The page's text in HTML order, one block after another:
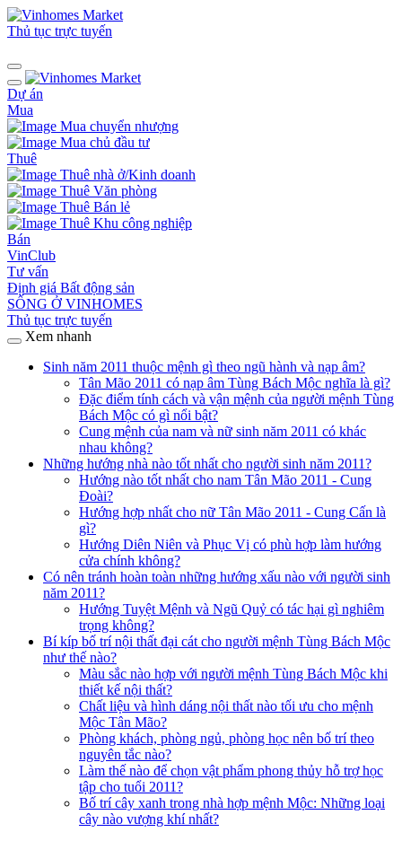
Thủ tục trực tuyến
Dự án
Mua
Mua chuyển nhượng
Mua chủ đầu tư
Thuê
Thuê nhà ở/Kinh doanh
Thuê Văn phòng
Thuê Bán lẻ
Thuê Khu công nghiệp
Bán
VinClub
Tư vấn
Định giá Bất động sản
SỐNG Ở VINHOMES
Thủ tục trực tuyến
Xem nhanh
Sinh năm 2011 thuộc mệnh gì theo ngũ hành và nạp âm?
Tân Mão 2011 có nạp âm Tùng Bách Mộc nghĩa là gì?
Đặc điểm tính cách và vận mệnh của người mệnh Tùng
Bách Mộc có gì nổi bật?
Cung mệnh của nam và nữ sinh năm 2011 có khác
nhau không?
Những hướng nhà nào tốt nhất cho người sinh năm 2011?
Hướng nào tốt nhất cho nam Tân Mão 2011 - Cung
Đoài?
Hướng hợp nhất cho nữ Tân Mão 2011 - Cung Cấn là
gì?
Hướng Diên Niên và Phục Vị có phù hợp làm hướng
cửa chính không?
Có nên tránh hoàn toàn những hướng xấu nào với người sinh
năm 2011?
Hướng Tuyệt Mệnh và Ngũ Quỷ có tác hại gì nghiêm
trọng không?
Bí kíp bố trí nội thất đại cát cho người mệnh Tùng Bách Mộc
như thế nào?
Màu sắc nào hợp với người mệnh Tùng Bách Mộc khi
thiết kế nội thất?
Chất liệu và hình dáng nội thất nào tối ưu cho mệnh
Mộc Tân Mão?
Phòng khách, phòng ngủ, phòng học nên bố trí theo
nguyên tắc nào?
Làm thế nào để chọn vật phẩm phong thủy hỗ trợ học
tập cho tuổi 2011?
Bố trí cây xanh trong nhà hợp mệnh Mộc: Những loại
cây nào vượng khí nhất?